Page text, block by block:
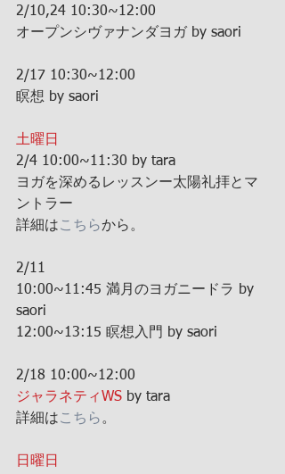
2/10,24 10:30~12:00
オープンシヴァナンダヨガ by saori
2/17 10:30~12:00
瞑想 by saori
土曜日
2/4 10:00~11:30 by tara
ヨガを深めるレッスンー太陽礼拝とマ
ントラー
詳細はこちらから。
2/11
10:00~11:45 満月のヨガニードラ by
saori
12:00~13:15 瞑想入門 by saori
2/18 10:00~12:00
ジャラネティWS by tara
詳細はこちら。
日曜日